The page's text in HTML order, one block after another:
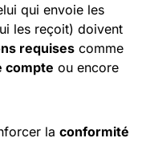
qui envoie les
les reçoit) doivent
requises comme
compte ou encore
la conformité